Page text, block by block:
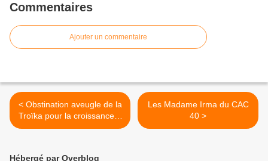
Commentaires
Ajouter un commentaire
< Obstination aveugle de la
Troïka pour la croissance...
des inégalités
Les Madame Irma du CAC
40 >
Hébergé par Overblog